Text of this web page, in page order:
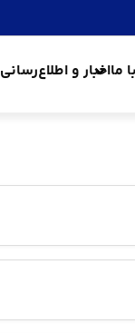
مااخبار و اطلاع‌رسانی